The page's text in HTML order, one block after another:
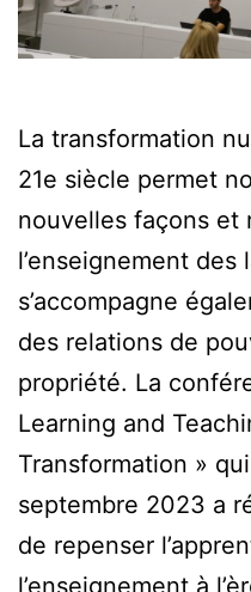
La transformation
21e siècle permet
nouvelles façons et
l’enseignement des
s’accompagne
des relations de
propriété. La
Learning and
Transformation »
septembre 2023 a
de repenser
l’enseignement à